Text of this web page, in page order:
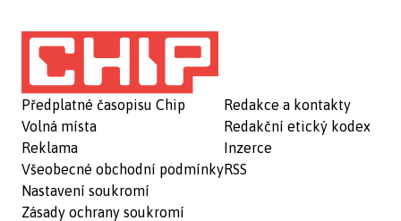
Předplatné časopisu Chip
Volná místa
Reklama
Všeobecné obchodní podmínky
Nastavení soukromí
Zásady ochrany soukromí
Redakce a kontakty
Redakční etický kodex
Inzerce
RSS